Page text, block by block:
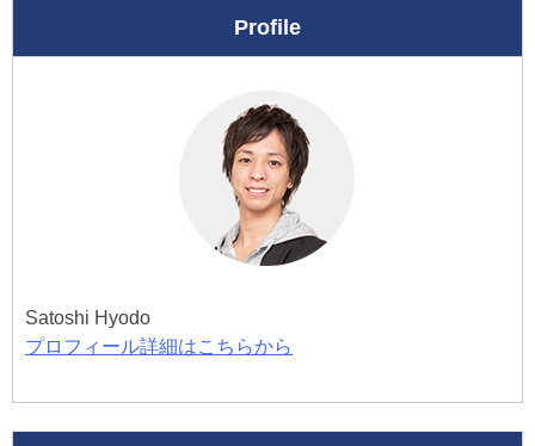
Profile
Satoshi Hyodo
プロフィール詳細はこちらから